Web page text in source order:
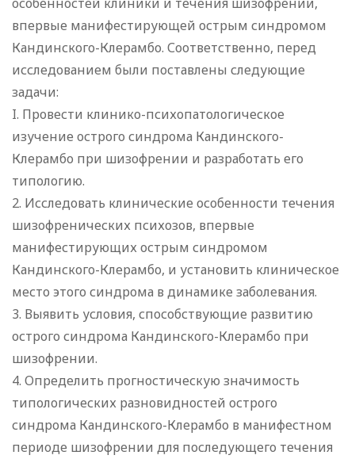
впервые манифестирующей острым синдромом
Кандинского-Клерамбо. Соответственно, перед
исследованием были поставлены следующие
задачи:
I. Провести клинико-психопатологическое
изучение острого синдрома Кандинского-
Клерамбо при шизофрении и разработать его
типологию.
2. Исследовать клинические особенности течения
шизофренических психозов, впервые
манифестирующих острым синдромом
Кандинского-Клерамбо, и установить клиническое
место этого синдрома в динамике заболевания.
3. Выявить условия, способствующие развитию
острого синдрома Кандинского-Клерамбо при
шизофрении.
4. Определить прогностическую значимость
типологических разновидностей острого
синдрома Кандинского-Клерамбо в манифестном
периоде шизофрении для последующего течения